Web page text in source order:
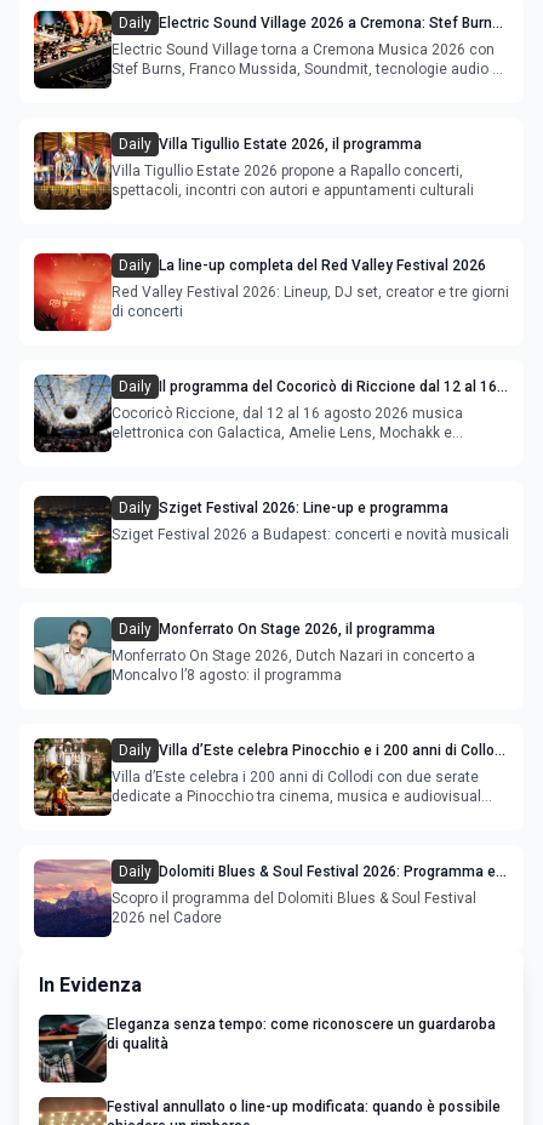
Daily Electric Sound Village 2026 a Cremona: Stef Burns,
Soundmit e Young Band Contest, il programma
Electric Sound Village torna a Cremona Musica 2026 con
Stef Burns, Franco Mussida, Soundmit, tecnologie audio e
Daily Villa Tigullio Estate 2026, il programma
Villa Tigullio Estate 2026 propone a Rapallo concerti,
spettacoli, incontri con autori e appuntamenti culturali
Daily La line-up completa del Red Valley Festival 2026
Red Valley Festival 2026: Lineup, DJ set, creator e tre giorni
di concerti
Daily
Il programma del Cocoricò di Riccione dal 12 al 16
agosto 2026
Cocoricò Riccione, dal 12 al 16 agosto 2026 musica
elettronica con Galactica, Amelie Lens, Mochakk e
Daily Sziget Festival 2026: Line-up e programma
Sziget Festival 2026 a Budapest: concerti e novità musicali
Daily Monferrato On Stage 2026, il programma
Monferrato On Stage 2026, Dutch Nazari in concerto a
Moncalvo l’8 agosto: il programma
Daily Villa d’Este celebra Pinocchio e i 200 anni di Collodi
con cinema, musica e audiovisual mapping
Villa d’Este celebra i 200 anni di Collodi con due serate
dedicate a Pinocchio tra cinema, musica e audiovisual
Daily Dolomiti Blues & Soul Festival 2026: Programma e
Location nel Cadore
Scopro il programma del Dolomiti Blues & Soul Festival
2026 nel Cadore
In Evidenza
Eleganza senza tempo: come riconoscere un guardaroba
di qualità
Festival annullato o line-up modificata: quando è possibile